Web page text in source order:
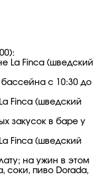
La Finca (шведский
бассейна c 10:30 до
Finca (шведский
закусок в баре у
Finca (шведский
на ужин в этом
соки, пиво Dorada,